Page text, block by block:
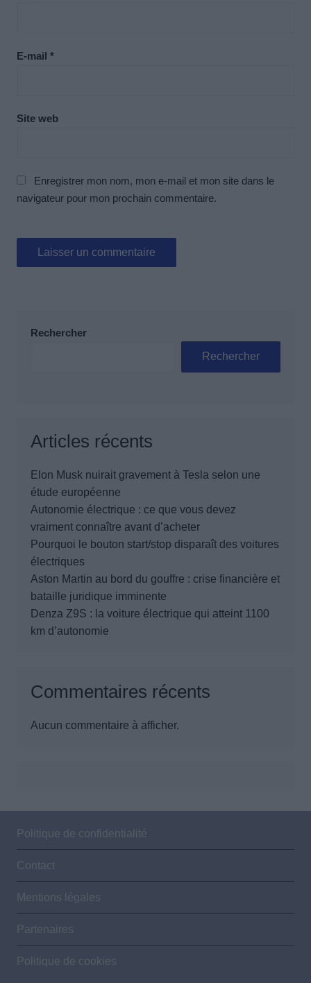
E-mail *
Site web
Enregistrer mon nom, mon e-mail et mon site dans le
navigateur pour mon prochain commentaire.
Rechercher
Rechercher
Articles récents
Elon Musk nuirait gravement à Tesla selon une
étude européenne
Autonomie électrique : ce que vous devez
vraiment connaître avant d’acheter
Pourquoi le bouton start/stop disparaît des voitures
électriques
Aston Martin au bord du gouffre : crise financière et
bataille juridique imminente
Denza Z9S : la voiture électrique qui atteint 1100
km d’autonomie
Commentaires récents
Aucun commentaire à afficher.
Politique de confidentialité
Contact
Mentions légales
Partenaires
Politique de cookies